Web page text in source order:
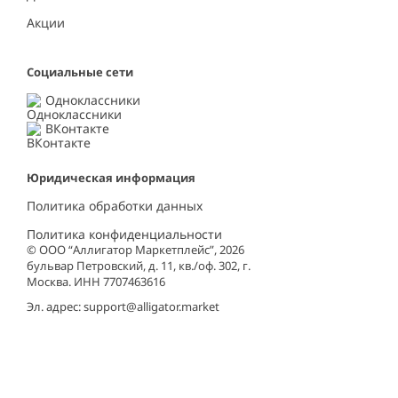
Акции
Социальные сети
Одноклассники
ВКонтакте
Юридическая информация
Политика обработки данных
Политика конфиденциальности
© ООО “Аллигатор Маркетплейс”, 2026
бульвар Петровский, д. 11, кв./оф. 302, г.
Москва. ИНН 7707463616
Эл. адрес:support@alligator.market